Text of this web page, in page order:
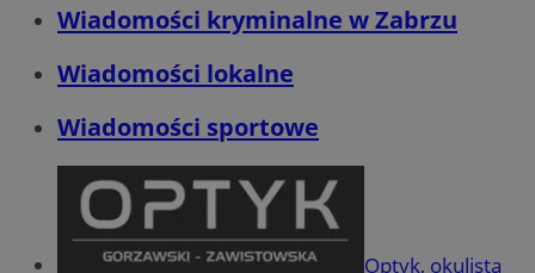
Wiadomości kryminalne w Zabrzu
Wiadomości lokalne
Wiadomości sportowe
Optyk, okulista